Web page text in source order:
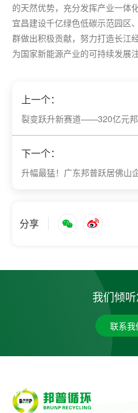
的天然优势，充分发挥产业一体
宜昌建设千亿绿色低碳示范园区
群做出积极贡献，努力打造长江
为国家新能源产业的可持续发展
上一个：
裂变跃升新赛道——320亿元
下一个：
升幅最猛！广东邦普跃居佛山
分享
我们倾
联系我